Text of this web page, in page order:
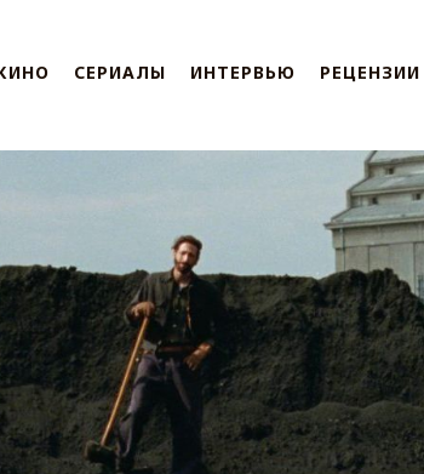
СЕРИАЛЫ ИНТЕРВЬЮ РЕЦЕНЗИИ